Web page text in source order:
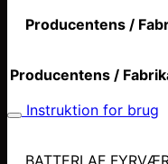
Producentens /
Producentens /
Instruktion for brug
BATTERI AF